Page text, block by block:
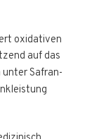
oxidativen
auf das
unter Safran-